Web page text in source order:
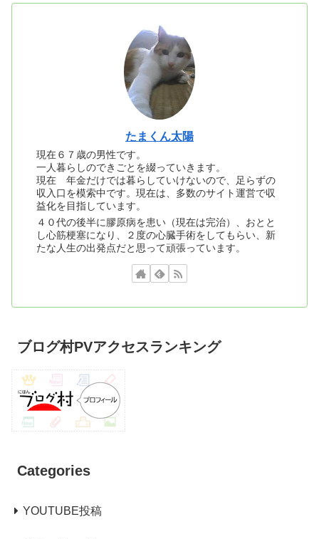
たまくん太陽
現在６７歳の男性です。
一人暮らしのできごとを綴っていきます。
現在 年金だけでは暮らしていけないので、足らずの
収入口を模索中です。現在は、多数のサイト運営で収
益化を目指しています。
４０代の後半に膠原病を患い（現在は完治）、おとと
し心筋梗塞になり、２度の心臓手術をしてもらい、新
たな人生の出発点だと思って頑張っています。
ブログ村PVアクセスランキング
Categories
YOUTUBE投稿